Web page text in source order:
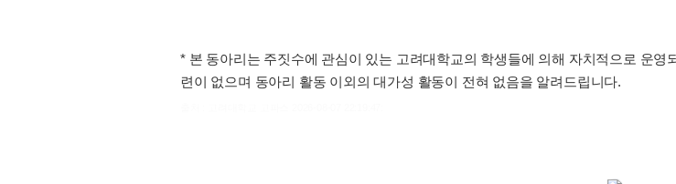
* 본 동아리는 주짓수에 관심이 있는 고려대학교의 학생들에 의해 자치적으로 운
련이 없으며 동아리 활동 이외의 대가성 활동이 전혀 없음을 알려드립니다.